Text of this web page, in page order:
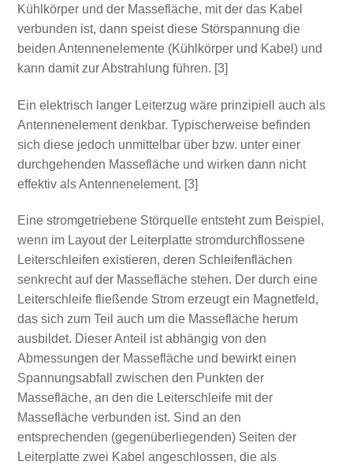
Kühlkörper und der Massefläche, mit der das Kabel
verbunden ist, dann speist diese Störspannung die
beiden Antennenelemente (Kühlkörper und Kabel) und
kann damit zur Abstrahlung führen. [3]
Ein elektrisch langer Leiterzug wäre prinzipiell auch als
Antennenelement denkbar. Typischerweise befinden
sich diese jedoch unmittelbar über bzw. unter einer
durchgehenden Massefläche und wirken dann nicht
effektiv als Antennenelement. [3]
Eine stromgetriebene Störquelle entsteht zum Beispiel,
wenn im Layout der Leiterplatte stromdurchflossene
Leiterschleifen existieren, deren Schleifenflächen
senkrecht auf der Massefläche stehen. Der durch eine
Leiterschleife fließende Strom erzeugt ein Magnetfeld,
das sich zum Teil auch um die Massefläche herum
ausbildet. Dieser Anteil ist abhängig von den
Abmessungen der Massefläche und bewirkt einen
Spannungsabfall zwischen den Punkten der
Massefläche, an den die Leiterschleife mit der
Massefläche verbunden ist. Sind an den
entsprechenden (gegenüberliegenden) Seiten der
Leiterplatte zwei Kabel angeschlossen, die als